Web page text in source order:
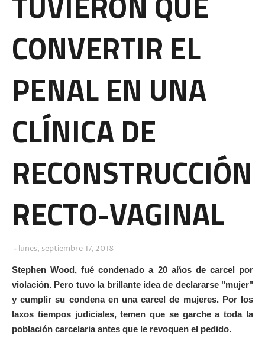
CONVERTIR EL
PENAL EN UNA
CLÍNICA DE
RECONSTRUCCIÓN
RECTO-VAGINAL
lunes, septiembre 17, 2018
Stephen Wood, fué condenado a 20 años de carcel por
violación. Pero tuvo la brillante idea de declararse "mujer"
y cumplir su condena en una carcel de mujeres. Por los
laxos tiempos judiciales, temen que se garche a toda la
población carcelaria antes que le revoquen el pedido.